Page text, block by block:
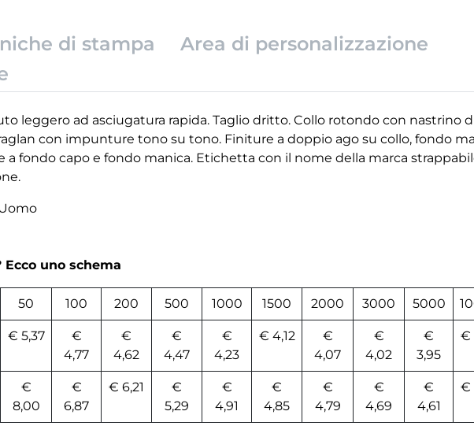
di stampa
Area di personalizzazione
leggero ad asciugatura rapida. Taglio dritto. Collo rotondo con nastrino
con impunture tono su tono. Finiture a doppio ago su collo, fondo
a fondo capo e fondo manica. Etichetta con il nome della marca
uno schema
50 100 200 500 1000 1500 2000 3000 5000
€ 5,37
€
4,77
€
4,62
€
4,47
€
4,23
€ 4,12
€
4,07
€
4,02
€
3,95
€
€
8,00
€
6,87
€ 6,21
€
5,29
€
4,91
€
4,85
€
4,79
€
4,69
€
4,61
€